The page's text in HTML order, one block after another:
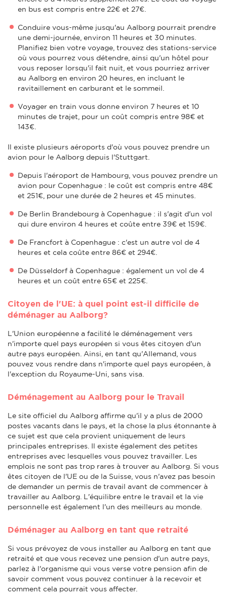
en bus est compris entre 22€ et 27€.
Conduire vous-même jusqu'au Aalborg pourrait prendre
une demi-journée, environ 11 heures et 30 minutes.
Planifiez bien votre voyage, trouvez des stations-service
où vous pourrez vous détendre, ainsi qu'un hôtel pour
vous reposer lorsqu'il fait nuit, et vous pourriez arriver
au Aalborg en environ 20 heures, en incluant le
ravitaillement en carburant et le sommeil.
Voyager en train vous donne environ 7 heures et 10
minutes de trajet, pour un coût compris entre 98€ et
143€.
Il existe plusieurs aéroports d'où vous pouvez prendre un
avion pour le Aalborg depuis l'Stuttgart.
Depuis l'aéroport de Hambourg, vous pouvez prendre un
avion pour Copenhague : le coût est compris entre 48€
et 251€, pour une durée de 2 heures et 45 minutes.
De Berlin Brandebourg à Copenhague : il s'agit d'un vol
qui dure environ 4 heures et coûte entre 39€ et 159€.
De Francfort à Copenhague : c'est un autre vol de 4
heures et cela coûte entre 86€ et 294€.
De Düsseldorf à Copenhague : également un vol de 4
heures et un coût entre 65€ et 225€.
Citoyen de l'UE: à quel point est-il difficile de
déménager au Aalborg?
L'Union européenne a facilité le déménagement vers
n'importe quel pays européen si vous êtes citoyen d'un
autre pays européen. Ainsi, en tant qu'Allemand, vous
pouvez vous rendre dans n'importe quel pays européen, à
l'exception du Royaume-Uni, sans visa.
Déménagement au Aalborg pour le Travail
Le site officiel du Aalborg affirme qu'il y a plus de 2000
postes vacants dans le pays, et la chose la plus étonnante à
ce sujet est que cela provient uniquement de leurs
principales entreprises. Il existe également des petites
entreprises avec lesquelles vous pouvez travailler. Les
emplois ne sont pas trop rares à trouver au Aalborg. Si vous
êtes citoyen de l'UE ou de la Suisse, vous n'avez pas besoin
de demander un permis de travail avant de commencer à
travailler au Aalborg. L'équilibre entre le travail et la vie
personnelle est également l'un des meilleurs au monde.
Déménager au Aalborg en tant que retraité
Si vous prévoyez de vous installer au Aalborg en tant que
retraité et que vous recevez une pension d'un autre pays,
parlez à l'organisme qui vous verse votre pension afin de
savoir comment vous pouvez continuer à la recevoir et
comment cela pourrait vous affecter.